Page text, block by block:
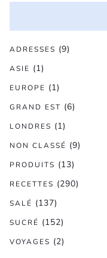
ADRESSES (9)
ASIE (1)
EUROPE (1)
GRAND EST (6)
LONDRES (1)
NON CLASSÉ (9)
PRODUITS (13)
RECETTES (290)
SALÉ (137)
SUCRÉ (152)
VOYAGES (2)